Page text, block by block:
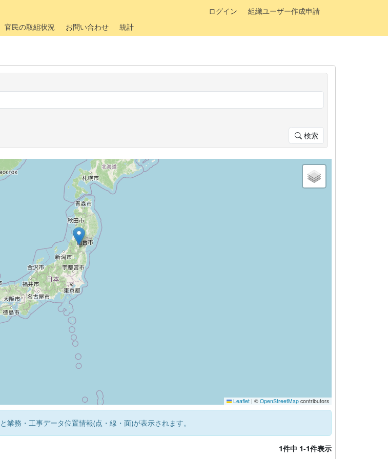
ログイン
組織ユーザー作成申請
官民の取組状況 お問い合わせ 統計
検索
Leaflet | © OpenStreetMap contributors
務・工事データ位置情報(点・線・面)が表示されます。
1件中 1-1件表示